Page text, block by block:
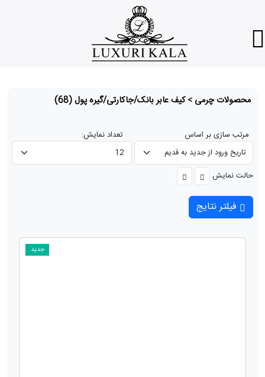
محصولات چرمی >کیف عابر بانک/جاکارتی/گیره پول(68)
مرتب سازی بر اساس تعداد نمایش:
حالت نمایش
فیلتر نتایج
جدید